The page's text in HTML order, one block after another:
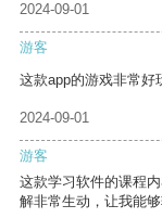
2024-09-01
游客
这款app的游戏非常好
2024-09-01
游客
这款学习软件的课程
解非常生动，让我能够